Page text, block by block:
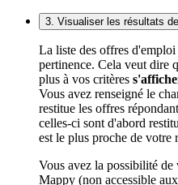
3. Visualiser les résultats
La liste des offres d'emploi
pertinence. Cela veut dire
plus à vos critères
Vous avez renseigné le
restitue les offres
celles-ci sont d'abord
est le plus proche de votre
Vous avez la possibilité
Mappy (non accessible